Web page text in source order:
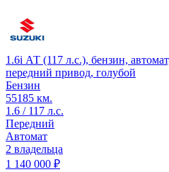
1.6i АТ (117 л.с.), бензин,
передний привод, голубой
Бензин
55185 км.
1.6 / 117 л.с.
Передний
Автомат
2 владельца
1 140 000 ₽